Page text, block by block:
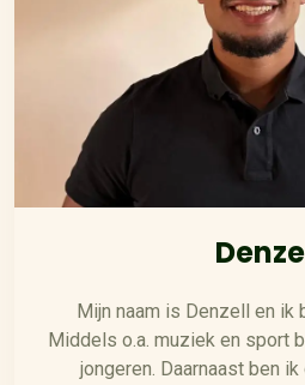
Mijn naam is Denzell en ik
Middels o.a. muziek en sport
jongeren. Daarnaast ben